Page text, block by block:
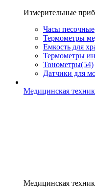
Измерительные
Часы песочные
Термометры
Емкость для
Термометры
Тонометры(54)
Датчики для
Медицинская
Медицинская